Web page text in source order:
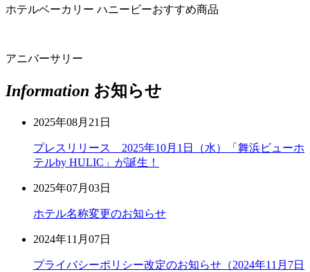
ホテルベーカリー ハニービーおすすめ商品
アニバーサリー
Information お知らせ
2025年08月21日
プレスリリース 2025年10月1日（水）「舞浜ビューホ
テルby HULIC」が誕生！
2025年07月03日
ホテル名称変更のお知らせ
2024年11月07日
プライバシーポリシー改定のお知らせ（2024年11月7日